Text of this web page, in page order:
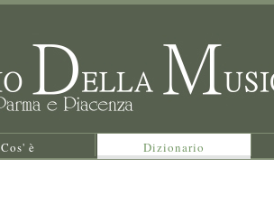
Cos' è Dizionario